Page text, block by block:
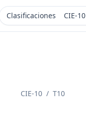
Clasificaciones CIE-10
CIE-10 / T10